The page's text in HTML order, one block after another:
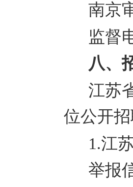
南京
监督
八、
江苏
位公开
1.江
举报